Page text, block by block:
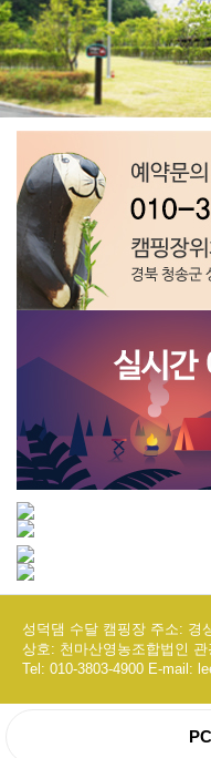
성덕댐 수달 캠핑장 주소: 경
상호: 천마산영농조합법인
Tel: 010-3803-4900 E-mail: